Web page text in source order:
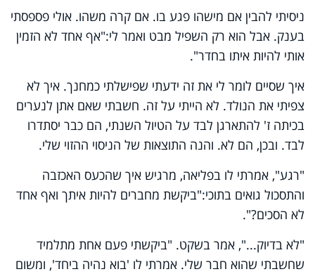
ניסיתי להבין אם מישהו פגע בו. אם קרה משהו. אולי פספסתי
בענק. אבל הוא רק השפיל מבט ואמר לי:
"אף אחד לא הזמין
אותי להיות איתו בחדר"
.
איך שסיים לומר לי את זה ידעתי שפישלתי כמחנך. איך לא
צפיתי את הנולד. לא הייתי על זה. חשבתי שאם אתן לנערים
בכיתה ז' להתארגן לבד על הטיול השנתי, הם כבר יסתדרו
לבד. ובכן, הם לא. והנה התוצאות של הניסוי ההזוי שלי.
"רגע", אמרתי לו בפליאה, מרגיש איך שהכעס האכזבה
והתסכול גואים בתוכי:
"ביקשת מחברים להיות איתך ואף אחד
לא הסכים?
".
"לא בדיוק...", אמר בשקט. "ביקשתי פעם אחת מתלמיד
שחשבתי שהוא חבר שלי. אמרתי לו 'בוא נהיה ביחד', ומשום